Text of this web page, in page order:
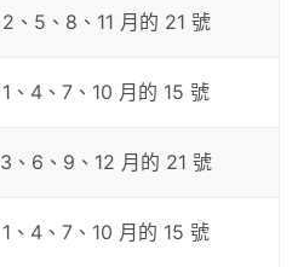
2、5、8、11 月的 21 號
1、4、7、10 月的 15 號
3、6、9、12 月的 21 號
1、4、7、10 月的 15 號